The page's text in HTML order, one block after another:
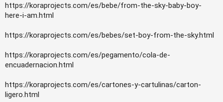
https://koraprojects.com/es/bebe/from-the-sky-baby-boy-
here-i-am.html
https://koraprojects.com/es/bebes/set-boy-from-the-sky.html
https://koraprojects.com/es/pegamento/cola-de-
encuadernacion.html
https://koraprojects.com/es/cartones-y-cartulinas/carton-
ligero.html